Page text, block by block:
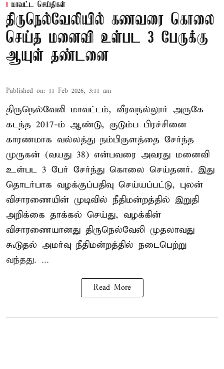
மாவட்ட செய்திகள்
திருநெல்வேலியில் கணவரை கொலை
செய்த மனைவி உள்பட 3 பேருக்கு
ஆயுள் தண்டனை
Published on: 11 Feb 2026, 3:11 am
திருநெல்வேலி மாவட்டம், வீரவநல்லூர் அருகே
கடந்த 2017-ம் ஆண்டு, குடும்ப பிரச்சினை
காரணமாக வல்லத்து நம்பிகுளத்தை சேர்ந்த
முருகன் (வயது 38) என்பவரை அவரது மனைவி
உள்பட 3 பேர் சேர்ந்து கொலை செய்தனர். இது
தொடர்பாக வழக்குப்பதிவு செய்யப்பட்டு, புலன்
விசாரணையின் முடிவில் நீதிமன்றத்தில் இறுதி
அறிக்கை தாக்கல் செய்து, வழக்கின்
விசாரணையானது திருநெல்வேலி முதலாவது
கூடுதல் அமர்வு நீதிமன்றத்தில் நடைபெற்று
வந்தது. ...
Read More